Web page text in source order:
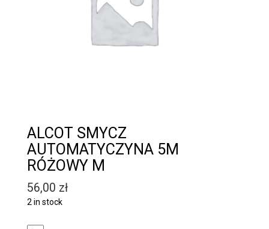
ALCOT SMYCZ
AUTOMATYCZYNA 5M
RÓŻOWY M
56,00 zł
2 in stock